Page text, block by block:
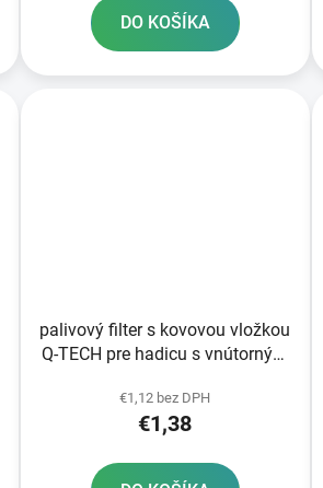
DO KOŠÍKA
palivový filter s kovovou vložkou
Q-TECH pre hadicu s vnútorným
€1,12 bez DPH
€1,38